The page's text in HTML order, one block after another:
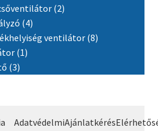
22 termék
44 termék
ventilátor 88 termék
11 termék
33 termék
AdatvédelmiAjánlatkérés